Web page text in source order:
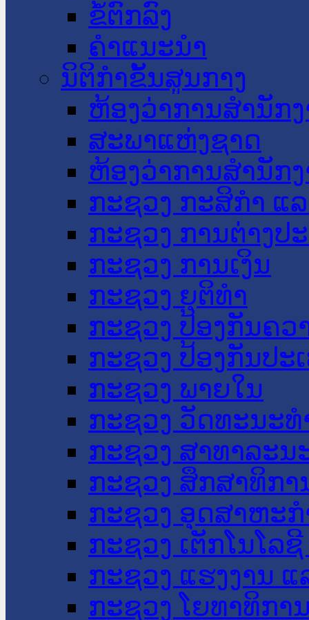
ຂໍ້ຕົກລົງ
ຄໍາແນະນໍາ
ນິຕິກໍາຂັ້ນສູນກາງ
ຫ້ອງວ່າການສໍານັກ
ສະພາແຫ່ງຊາດ
ຫ້ອງວ່າການສຳນັກ
ກະຊວງ ກະສິກຳ ແ
ກະຊວງ ການຕ່າງປ
ກະຊວງ ການເງິນ
ກະຊວງ ຍຸຕິທໍາ
ກະຊວງ ປ້ອງກັນຄວ
ກະຊວງ ປ້ອງກັນປະ
ກະຊວງ ພາຍໃນ
ກະຊວງ ວັດທະນະ
ກະຊວງ ສາທາລະນ
ກະຊວງ ສຶກສາທິກາ
ກະຊວງ ອຸດສາຫະ
ກະຊວງ ເຕັກໂນໂລ
ກະຊວງ ແຮງງານ
ກະຊວງ ໂຍທາທິກາ